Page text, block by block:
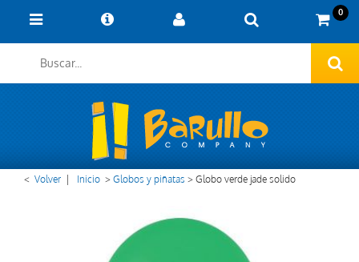
0
< Volver Inicio >Globos y piñatas >Globo verde jade solido